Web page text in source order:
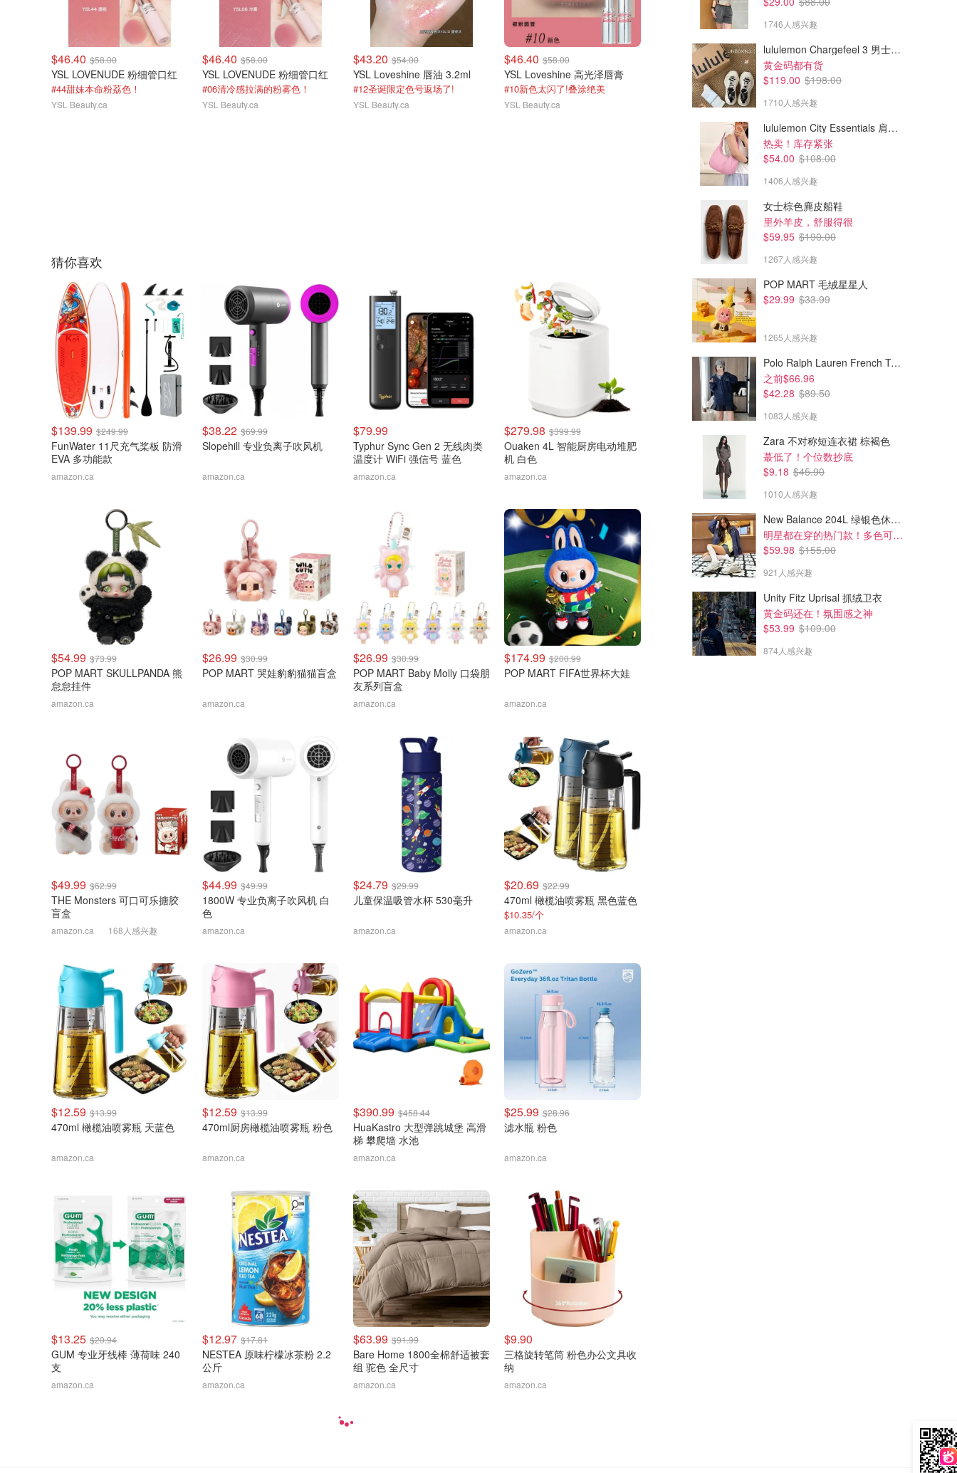
$46.40 $58.00
YSL LOVENUDE 粉细管口红
#44甜妹本命粉荔色！
YSL Beauty.ca
$46.40 $58.00
YSL LOVENUDE 粉细管口红
#06清冷感拉满的粉雾色！
YSL Beauty.ca
$43.20 $54.00
YSL Loveshine 唇油 3.2ml
#12圣诞限定色号返场了!
YSL Beauty.ca
$46.40 $58.00
YSL Loveshine 高光泽唇膏
#10新色太闪了!叠涂绝美
YSL Beauty.ca
$61.00
YSL Rouge Pur Couture 缎面唇膏
新色#N16/O8/R13
YSL Beauty.ca
$51.00
亮泽唇釉
Cle de Peau Beaute CA (CA)
猜你喜欢
$139.99 $249.99
FunWater 11尺充气桨板 防滑
EVA 多功能款
amazon.ca
$38.22 $69.99
Slopehill 专业负离子吹风机
amazon.ca
$79.99
Typhur Sync Gen 2 无线肉类
温度计 WiFi 强信号 蓝色
amazon.ca
$279.98 $399.99
Ouaken 4L 智能厨房电动堆肥
机 白色
amazon.ca
$54.99 $73.99
POP MART SKULLPANDA 熊
怠怠挂件
amazon.ca
$26.99 $30.99
POP MART 哭娃豹豹猫猫盲盒
amazon.ca
$26.99 $30.99
POP MART Baby Molly 口袋朋
友系列盲盒
amazon.ca
$174.99 $200.99
POP MART FIFA世界杯大娃
amazon.ca
$49.99 $62.99
THE Monsters 可口可乐搪胶
盲盒
amazon.ca 168人感兴趣
$44.99 $49.99
1800W 专业负离子吹风机 白
色
amazon.ca
$24.79 $29.99
儿童保温吸管水杯 530毫升
amazon.ca
$20.69 $22.99
470ml 橄榄油喷雾瓶 黑色蓝色
$10.35/个
amazon.ca
$12.59 $13.99
470ml 橄榄油喷雾瓶 天蓝色
amazon.ca
$12.59 $13.99
470ml厨房橄榄油喷雾瓶 粉色
amazon.ca
$390.99 $458.44
HuaKastro 大型弹跳城堡 高滑
梯 攀爬墙 水池
amazon.ca
$25.99 $28.96
滤水瓶 粉色
amazon.ca
$13.25 $20.94
GUM 专业牙线棒 薄荷味 240
支
amazon.ca
$12.97 $17.81
NESTEA 原味柠檬冰茶粉 2.2
公斤
amazon.ca
$63.99 $91.99
Bare Home 1800全棉舒适被套
组 驼色 全尺寸
amazon.ca
$9.90
三格旋转笔筒 粉色办公文具收
纳
amazon.ca
1746人感兴趣
lululemon Chargefeel 3 男士运动鞋
黄金码都有货
$119.00 $198.00
1710人感兴趣
lululemon City Essentials 肩背包 4L
热卖！库存紧张
$54.00 $108.00
1406人感兴趣
女士棕色麂皮船鞋
里外羊皮，舒服得很
$59.95 $190.00
1267人感兴趣
POP MART 毛绒星星人
$29.99 $33.99
1265人感兴趣
Polo Ralph Lauren French Terry 女童连帽卫衣 7-16码
之前$66.96
$42.28 $89.50
1083人感兴趣
Zara 不对称短连衣裙 棕褐色
蕞低了！个位数抄底
$9.18 $45.90
1010人感兴趣
New Balance 204L 绿银色休闲鞋
明星都在穿的热门款！多色可选 3.8折
$59.98 $155.00
921人感兴趣
Unity Fitz Uprisal 抓绒卫衣
黄金码还在！氛围感之神
$53.99 $109.00
874人感兴趣